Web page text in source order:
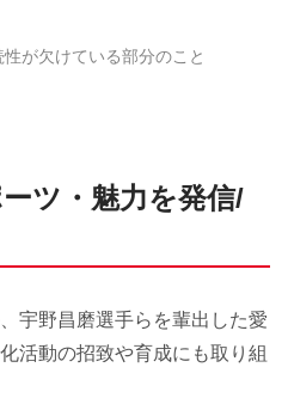
が欠けている部分のこと
ツ・魅力を発信/
宇野昌磨選手らを輩出した愛
活動の招致や育成にも取り組